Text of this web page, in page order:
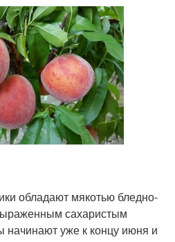
обладают мякотью бледно-
сахаристым
начинают уже к концу июня и